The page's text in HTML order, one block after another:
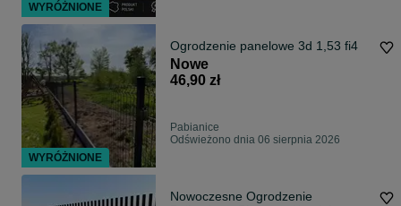
Ogrodzenie panelowe 3d 1,53 fi4
Nowe
46,90 zł
Pabianice
Odświeżono dnia 06 sierpnia 2026
Nowoczesne Ogrodzenie
WYRÓŻNIONE
WYRÓŻNIONE